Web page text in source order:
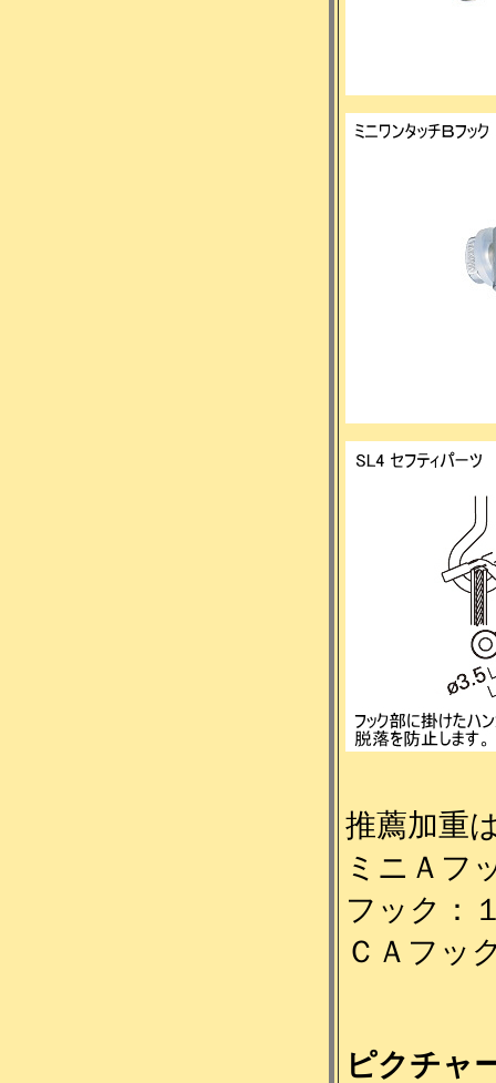
推薦加重
ミニＡフ
フック：
ＣＡフッ
ピクチャ